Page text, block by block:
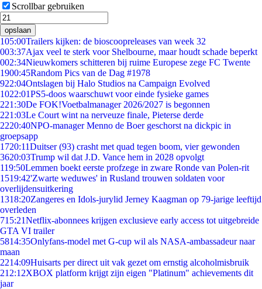
Scrollbar gebruiken
opslaan
105:00Trailers kijken: de bioscoopreleases van week 32
003:37Ajax veel te sterk voor Shelbourne, maar houdt schade beperkt
002:34Nieuwkomers schitteren bij ruime Europese zege FC Twente
1900:45Random Pics van de Dag #1978
922:04Ontslagen bij Halo Studios na Campaign Evolved
1022:01PS5-doos waarschuwt voor einde fysieke games
221:30De FOK!Voetbalmanager 2026/2027 is begonnen
221:03Le Court wint na nerveuze finale, Pieterse derde
2220:40NPO-manager Menno de Boer geschorst na dickpic in
groepsapp
1720:11Duitser (93) crasht met quad tegen boom, vier gewonden
3620:03Trump wil dat J.D. Vance hem in 2028 opvolgt
119:50Lemmen boekt eerste profzege in zware Ronde van Polen-rit
1519:42'Zwarte weduwes' in Rusland trouwen soldaten voor
overlijdensuitkering
1318:20Zangeres en Idols-jurylid Jerney Kaagman op 79-jarige leeftijd
overleden
715:21Netflix-abonnees krijgen exclusieve early access tot uitgebreide
GTA VI trailer
5814:35Onlyfans-model met G-cup wil als NASA-ambassadeur naar
maan
2214:09Huisarts per direct uit vak gezet om ernstig alcoholmisbruik
212:12XBOX platform krijgt zijn eigen "Platinum" achievements dit
jaar